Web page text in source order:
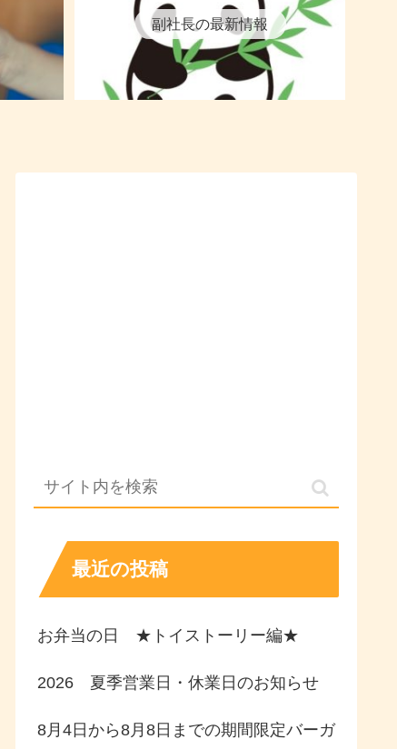
副社長の最新情報
最近の投稿
お弁当の日 ★トイストーリー編★
2026 夏季営業日・休業日のお知らせ
8月4日から8月8日までの期間限定バーガ